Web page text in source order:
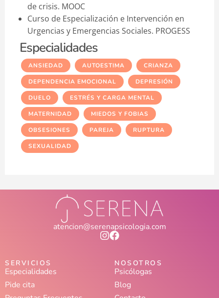
de crisis. MOOC
Curso de Especialización e Intervención en
Urgencias y Emergencias Sociales. PROGESS
Especialidades
ANSIEDAD AUTOESTIMA CRIANZA
DEPENDENCIA EMOCIONAL DEPRESIÓN
DUELO ESTRÉS Y CARGA MENTAL
MATERNIDAD MIEDOS Y FOBIAS
OBSESIONES PAREJA RUPTURA
SEXUALIDAD
atencion@serenapsicologia.com
Instagram
Facebook
SERVICIOS
Especialidades
Pide cita
NOSOTROS
Psicólogas
Blog